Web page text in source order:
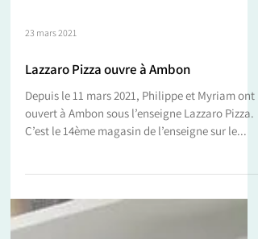
23 mars 2021
Lazzaro Pizza ouvre à Ambon
Depuis le 11 mars 2021, Philippe et Myriam ont
C’est le 14ème magasin de l’enseigne sur le...